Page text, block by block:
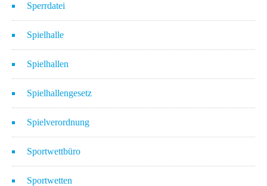
Sperrdatei
Spielhalle
Spielhallen
Spielhallengesetz
Spielverordnung
Sportwettbüro
Sportwetten